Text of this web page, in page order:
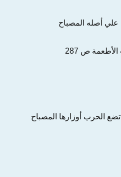
أصله‌ المصباح‌
ص‌ 287
الحرب‌ أوزارها المصباح‌